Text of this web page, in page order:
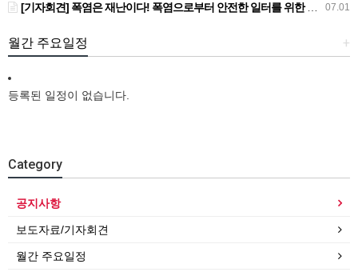
07.01
[기자회견] 폭염은 재난이다! 폭염으로부터 안전한 일터를 위한 민주노총 강원지역본부 폭염감시단 선포 기자회견
+
월간 주요일정
등록된 일정이 없습니다.
Category
공지사항
보도자료/기자회견
월간 주요일정